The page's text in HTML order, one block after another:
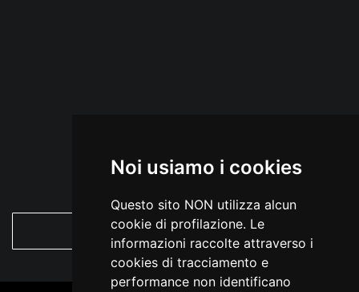
Noi usiamo i cookies
Questo sito NON utilizza alcun
cookie di profilazione. Le
informazioni raccolte attraverso i
cookies di tracciamento e
performance non identificano
VEDI TUTTE